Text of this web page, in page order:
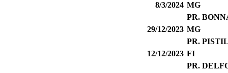
8/3/2024 MG
PR.
29/12/2023 MG
PR.
12/12/2023 FI
PR.